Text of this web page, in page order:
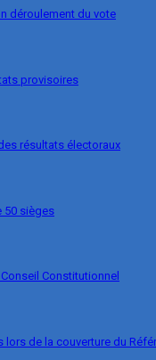
déroulement du vote
provisoires
résultats électoraux
50 sièges
Constitutionnel
de la couverture du